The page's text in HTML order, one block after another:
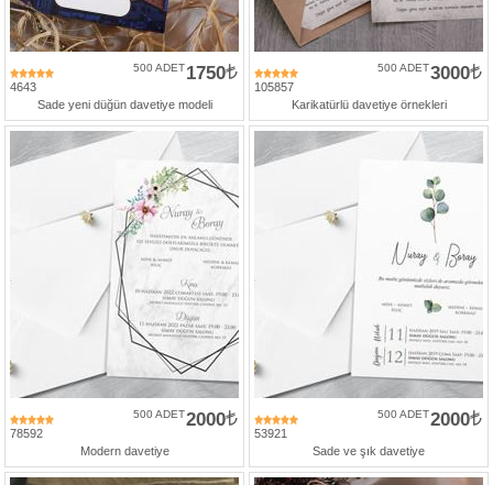
4643
1750
500 ADET
Sade yeni düğün davetiye modeli
105857
3000
500 ADET
Karikatürlü davetiye örnekleri
78592
2000
500 ADET
Modern davetiye
53921
2000
500 ADET
Sade ve şık davetiye